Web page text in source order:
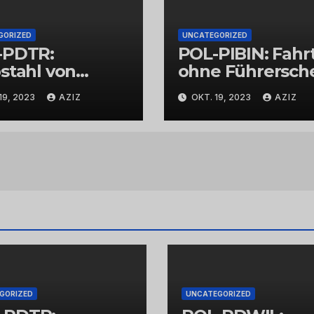
von
2023 AZIZ
UNCATEGORIZED
POL-PIBIN:
ohne
und unter
von Drogen
OKT. 19, 2023 AZIZ
UNCATEGORIZED